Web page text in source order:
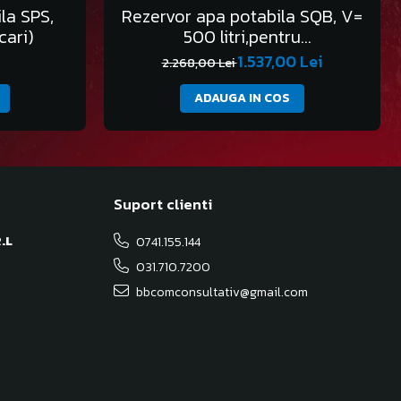
SPS, Rezervor apa potabila SQB, V=
500 litri,pentru
transport,PRECOMANDA
2.268,00 Lei1.537,00 Lei
ADAUGA IN COS
Suport clienti
0741.155.144
031.710.7200
bbcomconsultativ@gmail.com